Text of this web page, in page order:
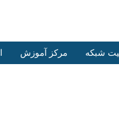
مرکز آموزش شبکه